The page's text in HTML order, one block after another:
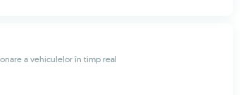
a vehiculelor în timp real